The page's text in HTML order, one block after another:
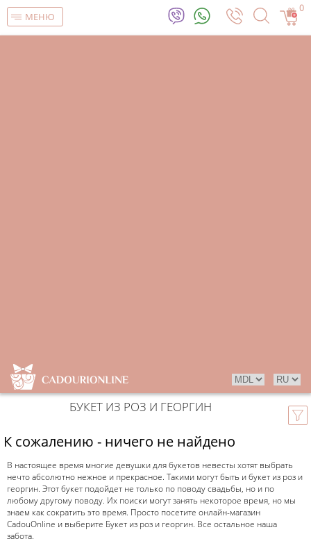
МЕНЮ
0
БУКЕТ ИЗ РОЗ И ГЕОРГИН
К сожалению - ничего не найдено
В настоящее время многие девушки для букетов невесты хотят выбрать
нечто абсолютно нежное и прекрасное. Такими могут быть и букет из роз и
георгин. Этот букет подойдет не только по поводу свадьбы, но и по
любому другому поводу. Их поиски могут занять некоторое время, но мы
знаем как сократить это время. Просто посетите онлайн-магазин
CadouOnline и выберите Букет из роз и георгин. Все остальное наша
забота.